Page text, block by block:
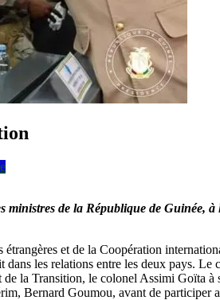
de la République de Guinée,
et de la Coopération
les relations entre les deux pays.
la Transition, le colonel Assimi
Bernard Goumou, avant de